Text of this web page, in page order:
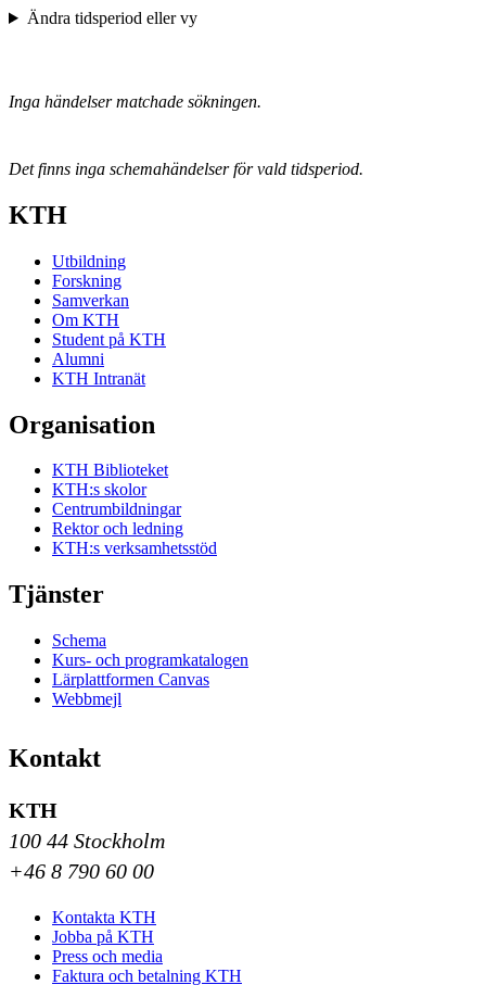
Ändra tidsperiod eller vy
Inga händelser matchade sökningen.
Det finns inga schemahändelser för vald tidsperiod.
KTH
Utbildning
Forskning
Samverkan
Om KTH
Student på KTH
Alumni
KTH Intranät
Organisation
KTH Biblioteket
KTH:s skolor
Centrumbildningar
Rektor och ledning
KTH:s verksamhetsstöd
Tjänster
Schema
Kurs- och programkatalogen
Lärplattformen Canvas
Webbmejl
Kontakt
KTH
100 44 Stockholm
+46 8 790 60 00
Kontakta KTH
Jobba på KTH
Press och media
Faktura och betalning KTH